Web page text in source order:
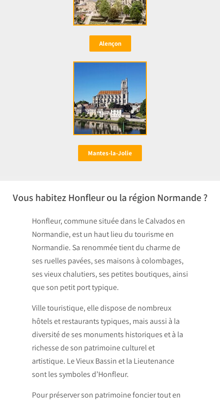
Alençon
Mantes-la-Jolie
Vous habitez Honfleur ou la région Normande ?
Honfleur, commune située dans le Calvados en
Normandie, est un haut lieu du tourisme en
Normandie. Sa renommée tient du charme de
ses ruelles pavées, ses maisons à colombages,
ses vieux chalutiers, ses petites boutiques, ainsi
que son petit port typique.
Ville touristique, elle dispose de nombreux
hôtels et restaurants typiques, mais aussi à la
diversité de ses monuments historiques et à la
richesse de son patrimoine culturel et
artistique. Le Vieux Bassin et la Lieutenance
sont les symboles d’Honfleur.
Pour préserver son patrimoine foncier tout en